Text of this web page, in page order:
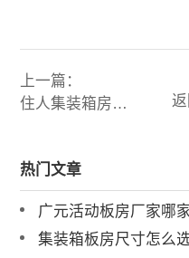
上一篇：
住人集装箱房安全吗？防火、抗震性能实测数据大公开
热门文章